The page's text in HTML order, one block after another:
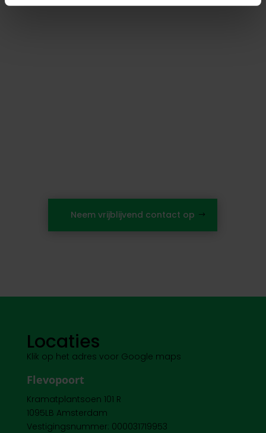
Neem vrijblijvend contact op
Locaties
Klik op het adres voor Google maps
Flevopoort
Kramatplantsoen 101 R
1095LB Amsterdam
Vestigingsnummer: 000031719953